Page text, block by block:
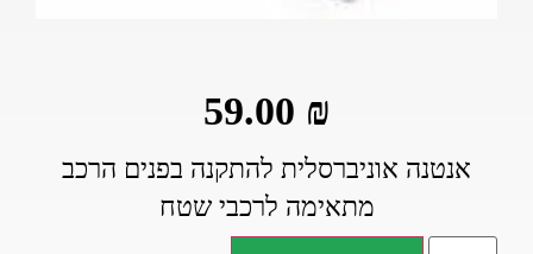
59.00₪
אנטנה אוניברסלית להתקנה בפנים הרכב
מתאימה לרכבי שטח